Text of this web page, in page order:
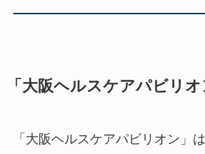
「大阪ヘルスケアパビリ
「大阪ヘルスケアパビリオン」